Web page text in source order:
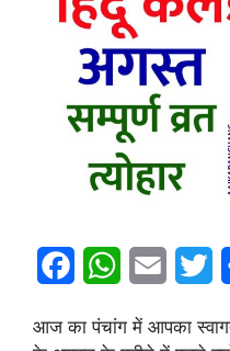
c
W
a
a
i
आज का पंचांग में आपका